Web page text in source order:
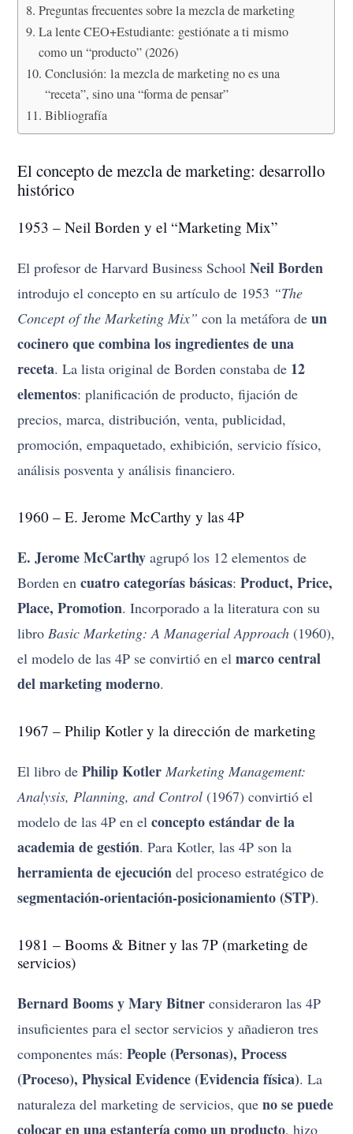
Preguntas frecuentes sobre la mezcla de marketing
La lente CEO+Estudiante: gestiónate a ti mismo
como un “producto” (2026)
Conclusión: la mezcla de marketing no es una
“receta”, sino una “forma de pensar”
Bibliografía
El concepto de mezcla de marketing: desarrollo
histórico
1953 – Neil Borden y el “Marketing Mix”
El profesor de Harvard Business SchoolNeil Borden
introdujo el concepto en su artículo de 1953 “The
Concept of the Marketing Mix” con la metáfora deun
cocinero que combina los ingredientes de una
receta. La lista original de Borden constaba de 12
elementos: planificación de producto, fijación de
precios, marca, distribución, venta, publicidad,
promoción, empaquetado, exhibición, servicio físico,
análisis posventa y análisis financiero.
1960 – E. Jerome McCarthy y las 4P
E. Jerome McCarthy agrupó los 12 elementos de
Borden encuatro categorías básicas:Product, Price,
Place, Promotion. Incorporado a la literatura con su
libro Basic Marketing: A Managerial Approach (1960),
el modelo de las 4P se convirtió en elmarco central
del marketing moderno.
1967 – Philip Kotler y la dirección de marketing
El libro dePhilip Kotler Marketing Management:
Analysis, Planning, and Control (1967) convirtió el
modelo de las 4P en elconcepto estándar de la
academia de gestión. Para Kotler, las 4P son la
herramienta de ejecución del proceso estratégico de
segmentación-orientación-posicionamiento (STP).
1981 – Booms & Bitner y las 7P (marketing de
servicios)
Bernard Booms y Mary Bitner consideraron las 4P
insuficientes para el sector servicios y añadieron tres
componentes más:People (Personas), Process
(Proceso), Physical Evidence (Evidencia física). La
naturaleza del marketing de servicios, queno se puede
colocar en una estantería como un producto, hizo